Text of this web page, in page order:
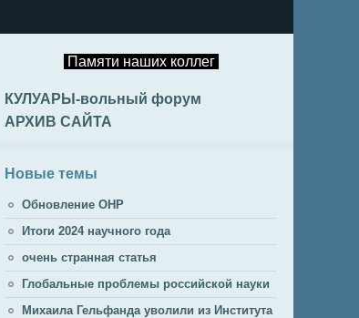
Памяти наших коллег
КУЛУАРЫ-вольный форум
АРХИВ САЙТА
Новые темы
Обновление ОНР
Итоги 2024 научного года
очень странная статья
Глобальные проблемы российской науки
Михаила Гельфанда уволили из Института